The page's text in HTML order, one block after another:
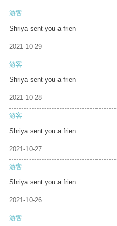
游客
Shriya sent you a frien
2021-10-29
游客
Shriya sent you a frien
2021-10-28
游客
Shriya sent you a frien
2021-10-27
游客
Shriya sent you a frien
2021-10-26
游客